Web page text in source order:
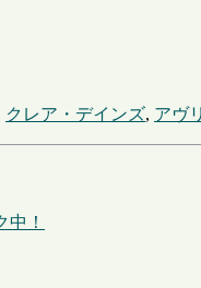
クレア・デインズ, アヴ
！